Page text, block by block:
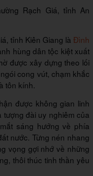
Rạch Giá, tỉnh An
tỉnh Kiên Giang là Đình
hùng dân tộc kiệt xuất
được xây dựng theo lối
cong vút, chạm khắc
tôn kính.
được không gian linh
tượng đài uy nghiêm của
sáng hướng về phía
nước. Từng nén nhang
vọng gợi nhớ về những
thôi thúc tinh thần yêu